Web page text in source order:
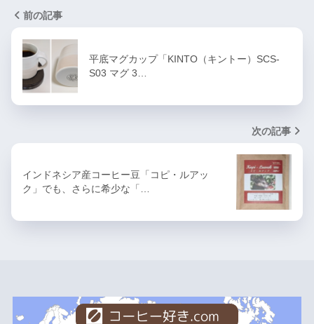
前の記事
平底マグカップ「KINTO（キントー）SCS-
S03 マグ 3…
次の記事
インドネシア産コーヒー豆「コピ・ルアッ
ク」でも、さらに希少な「…